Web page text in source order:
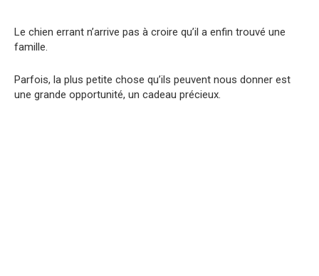
Le chien errant n’arrive pas à croire qu’il a enfin trouvé une
famille.
Parfois, la plus petite chose qu’ils peuvent nous donner est
une grande opportunité, un cadeau précieux.